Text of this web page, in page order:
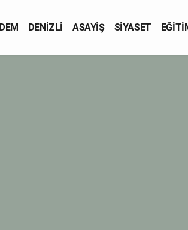
DENİZLİ ASAYİŞ SİYASET